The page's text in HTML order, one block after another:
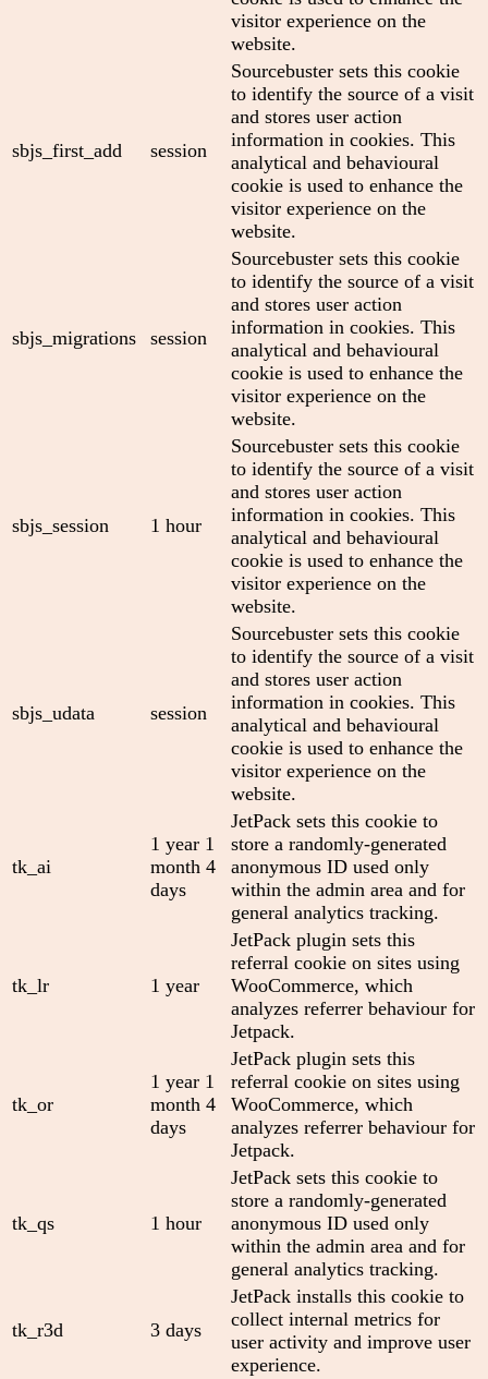
visitor experience on the
website.
sbjs_first_add session
Sourcebuster sets this cookie
to identify the source of a visit
and stores user action
information in cookies. This
analytical and behavioural
cookie is used to enhance the
visitor experience on the
website.
sbjs_migrations session
Sourcebuster sets this cookie
to identify the source of a visit
and stores user action
information in cookies. This
analytical and behavioural
cookie is used to enhance the
visitor experience on the
website.
sbjs_session 1 hour
Sourcebuster sets this cookie
to identify the source of a visit
and stores user action
information in cookies. This
analytical and behavioural
cookie is used to enhance the
visitor experience on the
website.
sbjs_udata session
Sourcebuster sets this cookie
to identify the source of a visit
and stores user action
information in cookies. This
analytical and behavioural
cookie is used to enhance the
visitor experience on the
website.
tk_ai
1 year 1
month 4
days
JetPack sets this cookie to
store a randomly-generated
anonymous ID used only
within the admin area and for
general analytics tracking.
tk_lr 1 year
JetPack plugin sets this
referral cookie on sites using
WooCommerce, which
analyzes referrer behaviour for
Jetpack.
tk_or
1 year 1
month 4
days
JetPack plugin sets this
referral cookie on sites using
WooCommerce, which
analyzes referrer behaviour for
Jetpack.
tk_qs 1 hour
JetPack sets this cookie to
store a randomly-generated
anonymous ID used only
within the admin area and for
general analytics tracking.
tk_r3d 3 days
JetPack installs this cookie to
collect internal metrics for
user activity and improve user
experience.